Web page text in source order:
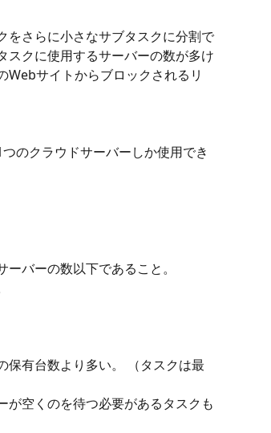
さらに小さなサブタスクに分割で
スクに使用するサーバーの数が多け
サイトからブロックされるリ
のクラウドサーバーしか使用でき
バーの数以下であること。
保有台数より多い。 （タスクは最
が空くのを待つ必要があるタスクも